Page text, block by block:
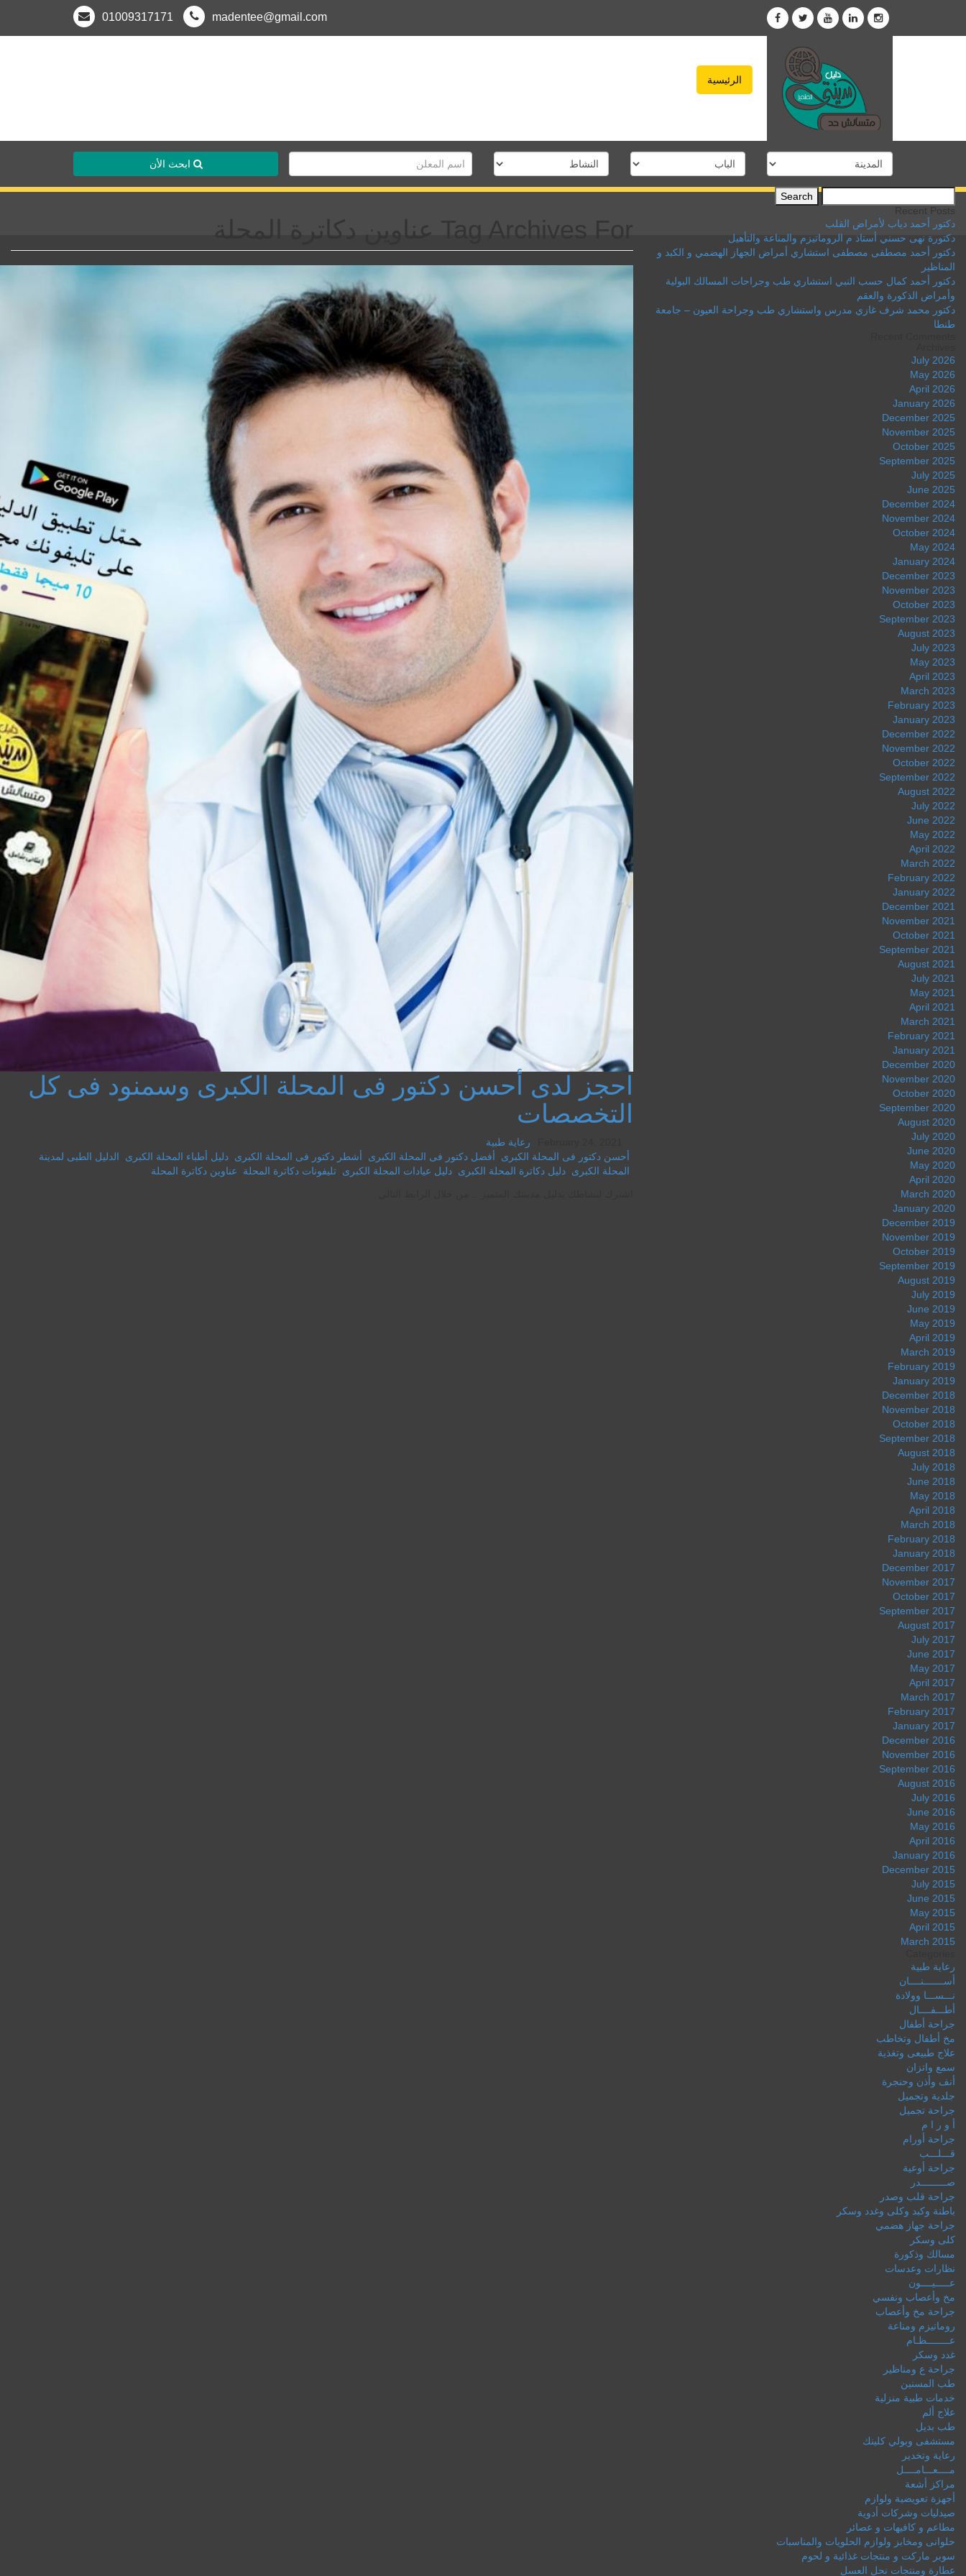
madentee@gmail.com
01009317171
الرئيسية
ابحث الأن
Tag Archives For عناوين دكاترة المحلة
احجز لدى أحسن دكتور فى المحلة الكبرى وسمنود فى كل
التخصصات
رعاية طبية
أحسن دكتور فى المحلة الكبرى
أفضل دكتور فى المحلة الكبرى أشطر دكتور فى المحلة الكبرى دليل أطباء المحلة الكبرى
الدليل الطبى لمدينة
المحلة الكبرى دليل دكاترة المحلة الكبرى دليل عيادات المحلة الكبرى تليفونات دكاترة المحلة
عناوين دكاترة المحلة
Search
for:
Recent Posts
دكتور أحمد دياب لأمراض القلب
دكتورة نهى حسني أستاذ م الروماتيزم والمناعة والتأهيل
دكتور أحمد مصطفى مصطفى استشاري أمراض الجهاز الهضمي و الكبد و
المناظير
دكتور أحمد كمال حسب النبي استشاري طب وجراحات المسالك البولية
وأمراض الذكورة والعقم
دكتور محمد شرف غازي مدرس واستشاري طب وجراحة العيون – جامعة
طنطا
July 2026
May 2026
April 2026
January 2026
December 2025
November 2025
October 2025
September 2025
July 2025
June 2025
December 2024
November 2024
October 2024
May 2024
January 2024
December 2023
November 2023
October 2023
September 2023
August 2023
July 2023
May 2023
April 2023
March 2023
February 2023
January 2023
December 2022
November 2022
October 2022
September 2022
August 2022
July 2022
June 2022
May 2022
April 2022
March 2022
February 2022
January 2022
December 2021
November 2021
October 2021
September 2021
August 2021
July 2021
May 2021
April 2021
March 2021
February 2021
January 2021
December 2020
November 2020
October 2020
September 2020
August 2020
July 2020
June 2020
May 2020
April 2020
March 2020
January 2020
December 2019
November 2019
October 2019
September 2019
August 2019
July 2019
June 2019
May 2019
April 2019
March 2019
February 2019
January 2019
December 2018
November 2018
October 2018
September 2018
August 2018
July 2018
June 2018
May 2018
April 2018
March 2018
February 2018
January 2018
December 2017
November 2017
October 2017
September 2017
August 2017
July 2017
June 2017
May 2017
April 2017
March 2017
February 2017
January 2017
December 2016
November 2016
September 2016
August 2016
July 2016
June 2016
May 2016
April 2016
January 2016
December 2015
July 2015
June 2015
May 2015
April 2015
March 2015
رعاية طبية
أســـــــنــــان
نـــســـا وولادة
أطـــفــــال
جراحة أطفال
مخ أطفال وتخاطب
علاج طبيعى وتغذية
سمع واتزان
أنف وأذن وحنجرة
جلدية وتجميل
جراحة تجميل
أ و ر ا م
جراحة أورام
قـــلـــب
جراحة أوعية
صـــــــــدر
جراحة قلب وصدر
باطنة وكبد وكلى وغدد وسكر
جراحة جهاز هضمي
كلى وسكر
مسالك وذكورة
نظارات وعدسات
عـــــيــــون
مخ وأعصاب ونفسي
جراحة مخ وأعصاب
روماتيزم ومناعة
عــــــــظـام
غدد وسكر
جراحة ع ومناظير
طب المسنين
خدمات طبية منزلية
علاج ألم
طب بديل
مستشفى وبولي كلينك
رعاية وتخدير
مــــعـــامــــل
مراكز أشعة
أجهزة تعويضية ولوازم
صيدليات وشركات أدوية
مطاعم و كافيهات و عصائر
حلوانى ومخابز ولوازم الحلويات والمناسبات
سوبر ماركت و منتجات غذائية و لحوم
عطارة ومنتجات نحل العسل